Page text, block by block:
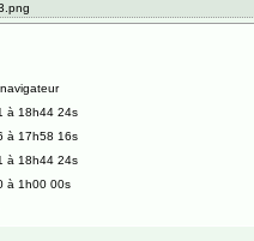
à 18h44 24s
à 17h58 16s
à 18h44 24s
à 1h00 00s